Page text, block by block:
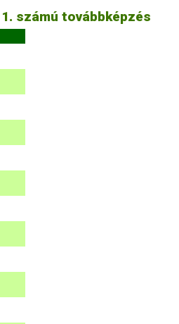
számú továbbképzés
erdészeti
sikertelen vizsgázókat levélben